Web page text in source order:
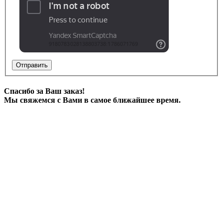
Отправить
Спасибо за Ваш заказ!
Мы свяжемся с Вами в самое ближайшее время.